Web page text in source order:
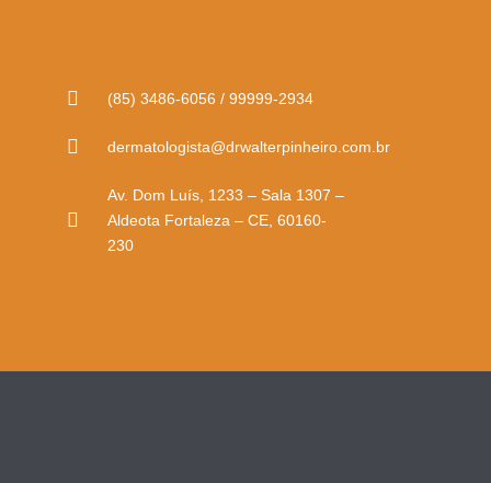
(85) 3486-6056 / 99999-2934
dermatologista@drwalterpinheiro.com.br
Av. Dom Luís, 1233 – Sala 1307 –
Aldeota Fortaleza – CE, 60160-
230